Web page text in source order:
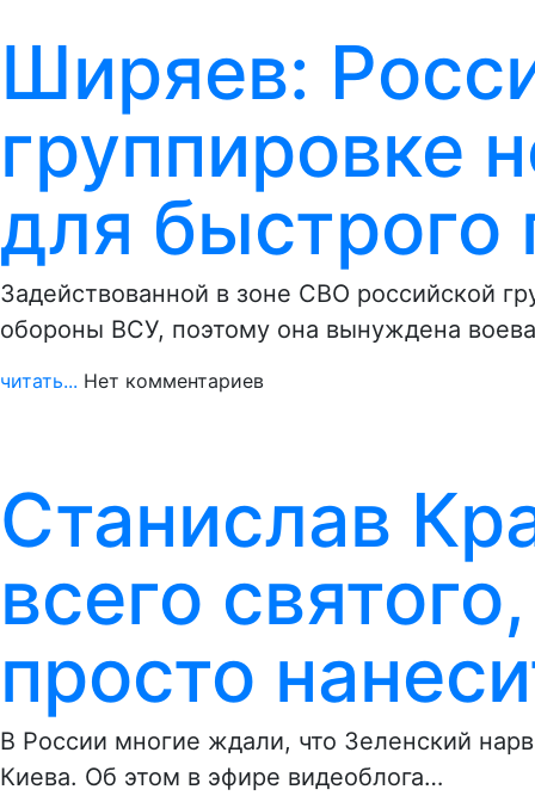
Ширяев:
группировке
для
Задействованной в зоне СВО российской
обороны ВСУ, поэтому она вынуждена
читать... Нет комментариев
Станислав
всего
просто
В России многие ждали, что Зеленский
Киева. Об этом в эфире видеоблога…